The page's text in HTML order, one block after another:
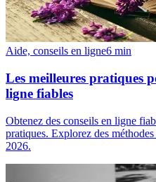
Aide, conseils en ligne6 min
Les meilleures pratiques
ligne fiables
Obtenez des conseils en ligne
pratiques. Explorez des
2026.